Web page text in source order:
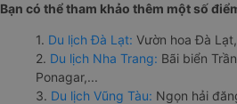
Bạn có thể tham khảo thêm một số
1. Du lịch Đà Lạt: Vườn hoa Đà
2. Du lịch Nha Trang: Bãi biển
Ponagar,...
3. Du lịch Vũng Tàu: Ngọn hải